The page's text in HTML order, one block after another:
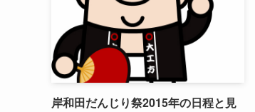
岸和田だんじり祭2015年の日程と見